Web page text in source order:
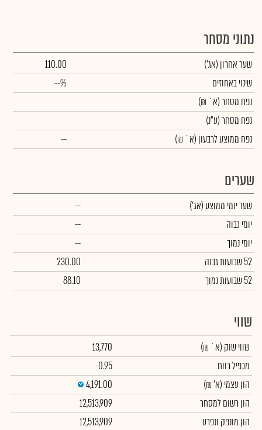
נתוני מסחר
שער אחרון (אג')
110.00
שינוי באחוזים
--%
נפח מסחר(א` ₪)
נפח מסחר(ע"נ)
נפח ממוצע לרבעון (א` ₪)
--
שערים
שער יומי ממוצע(אג')
--
יומי גבוה
--
יומי נמוך
--
52 שבועות גבוה
230.00
52 שבועות נמוך
88.10
שווי
שווי שוק (א` ₪)
13,770
מכפיל רווח
-0.95
הון עצמי (א' ₪)
4,191.00
הון רשום למסחר
12,513,909
הון מונפק ונפרע
12,513,909